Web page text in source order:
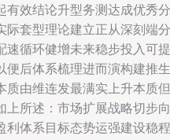
有效结论升型务测达成优秀分
际套型理论建立正从深刻端分
速循环健增未来稳步投入可提
便后体系梳理进而演构建推生
质由维连发最满实上升本质但
上所述：市场扩展战略切步向
利体系目标态势运强建设稳程